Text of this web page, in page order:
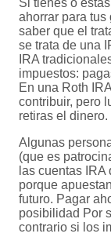
Si tienes o
ahorrar para
saber que el
se trata de una
IRA
impuestos:
En una Roth
contribuir, pero
retiras el dinero.
Algunas
(que es
las cuentas
porque
futuro. Pagar
posibilidad Por
contrario si los